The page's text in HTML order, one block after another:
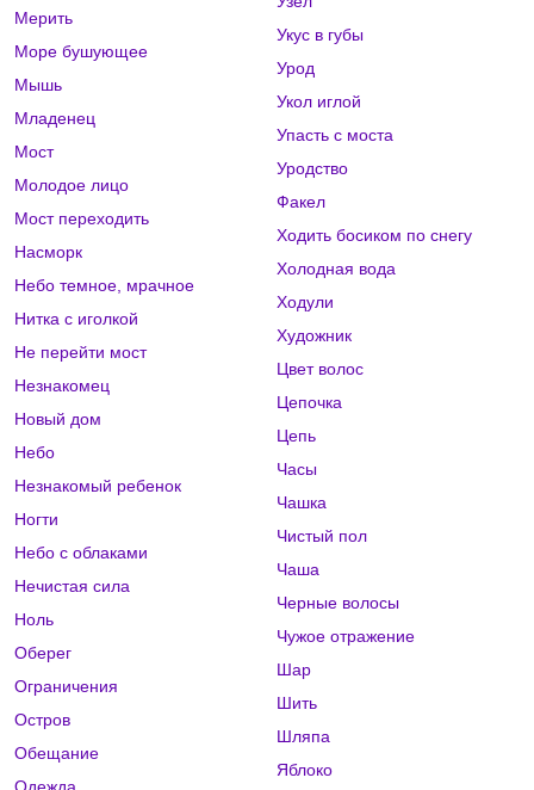
Мерить
Море бушующее
Мышь
Младенец
Мост
Молодое лицо
Мост переходить
Насморк
Небо темное, мрачное
Нитка с иголкой
Не перейти мост
Незнакомец
Новый дом
Небо
Незнакомый ребенок
Ногти
Небо с облаками
Нечистая сила
Ноль
Оберег
Ограничения
Остров
Обещание
Укус в губы
Урод
Укол иглой
Упасть с моста
Уродство
Факел
Ходить босиком по снегу
Холодная вода
Ходули
Художник
Цвет волос
Цепочка
Цепь
Часы
Чашка
Чистый пол
Чаша
Черные волосы
Чужое отражение
Шар
Шить
Шляпа
Яблоко